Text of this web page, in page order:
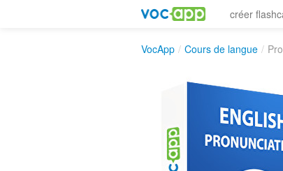
créer
VocApp / Cours de langue /